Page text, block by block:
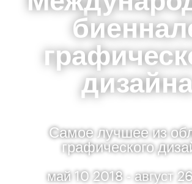
Самое лучшее из
графического
май 10 2018 - август